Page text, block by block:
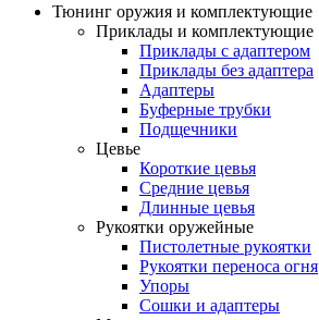
Тюнинг оружия и комплектующие
Приклады и комплектующие
Приклады с адаптером
Приклады без адаптера
Адаптеры
Буферные трубки
Подщечники
Цевье
Короткие цевья
Средние цевья
Длинные цевья
Рукоятки оружейные
Пистолетные рукоятки
Рукоятки переноса огня
Упоры
Сошки и адаптеры